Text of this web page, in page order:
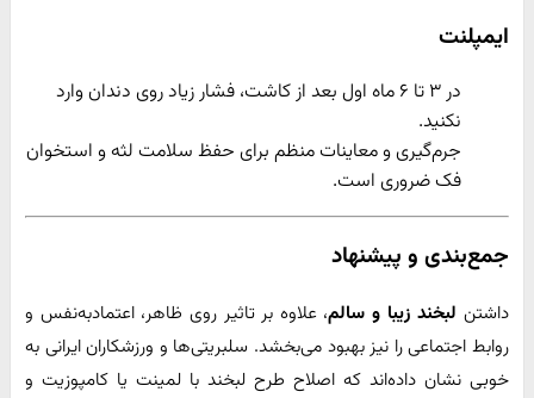
ایمپلنت
در ۳ تا ۶ ماه اول بعد از کاشت، فشار زیاد روی دندان وارد
نکنید.
جرم‌گیری و معاینات منظم برای حفظ سلامت لثه و استخوان
فک ضروری است.
جمع‌بندی و پیشنهاد
داشتن لبخند زیبا و سالم، علاوه بر تاثیر روی ظاهر، اعتمادبه‌نفس و
روابط اجتماعی را نیز بهبود می‌بخشد. سلبریتی‌ها و ورزشکاران ایرانی به
خوبی نشان داده‌اند که اصلاح طرح لبخند با لمینت یا کامپوزیت و